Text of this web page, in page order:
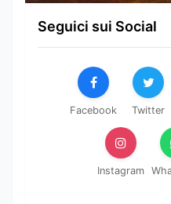
Seguici sui Social
Facebook Twitter
Instagram